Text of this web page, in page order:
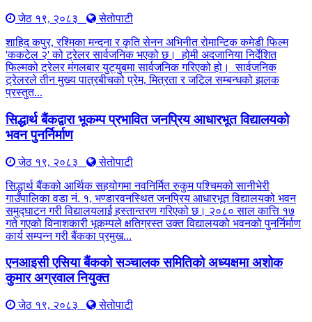
जेठ १९, २०८३
सेतोपाटी
शाहिद कपुर, रश्मिका मन्दना र कृति सेनन अभिनीत रोमान्टिक कमेडी फिल्म
'ककटेल २' को ट्रेलर सार्वजनिक भएको छ। होमी अदजानिया निर्देशित
फिल्मको ट्रेलर मंगलबार युट्युबमा सार्वजनिक गरिएको हो। सार्वजनिक
ट्रेलरले तीन मुख्य पात्रबीचको प्रेम, मित्रता र जटिल सम्बन्धको झलक
प्रस्तुत...
सिद्धार्थ बैंकद्वारा भूकम्प प्रभावित जनप्रिय आधारभूत विद्यालयको
भवन पुनर्निर्माण
जेठ १९, २०८३
सेतोपाटी
सिद्धार्थ बैंकको आर्थिक सहयोगमा नवनिर्मित रुकुम पश्चिमको सानीभेरी
गाउँपालिका वडा नं. १, भण्डारवनस्थित जनप्रिय आधारभूत विद्यालयको भवन
समुद्घाटन गरी विद्यालयलाई हस्तान्तरण गरिएको छ। २०८० साल कात्ति १७
गते गएको विनाशकारी भूकम्पले क्षतिग्रस्त उक्त विद्यालयको भवनको पुनर्निर्माण
कार्य सम्पन्न गरी बैंकका प्रमुख...
एनआइसी एसिया बैंकको सञ्चालक समितिको अध्यक्षमा अशोक
कुमार अग्रवाल नियुक्त
जेठ १९, २०८३
सेतोपाटी